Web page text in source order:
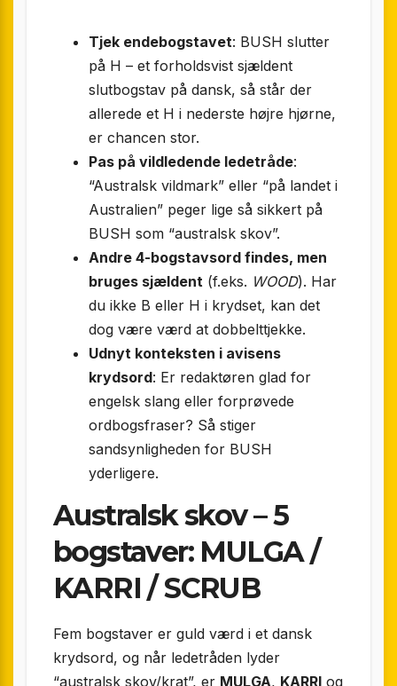
Tjek endebogstavet: BUSH slutter
på H – et forholdsvist sjældent
slutbogstav på dansk, så står der
allerede et H i nederste højre hjørne,
er chancen stor.
Pas på vildledende ledetråde:
“Australsk vildmark” eller “på landet i
Australien” peger lige så sikkert på
BUSH som “australsk skov”.
Andre 4-bogstavsord findes, men
bruges sjældent (f.eks. WOOD). Har
du ikke B eller H i krydset, kan det
dog være værd at dobbelttjekke.
Udnyt konteksten i avisens
krydsord: Er redaktøren glad for
engelsk slang eller forprøvede
ordbogsfraser? Så stiger
sandsynligheden for BUSH
yderligere.
Australsk skov – 5
bogstaver: MULGA /
KARRI / SCRUB
Fem bogstaver er guld værd i et dansk
krydsord, og når ledetråden lyder
“australsk skov/krat”, er MULGA, KARRI og